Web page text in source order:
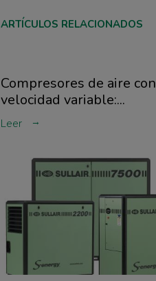
ARTÍCULOS RELACIONADOS
Compresores de aire con
velocidad variable:...
Leer